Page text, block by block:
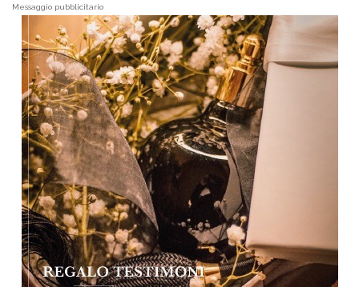
Messaggio pubblicitario